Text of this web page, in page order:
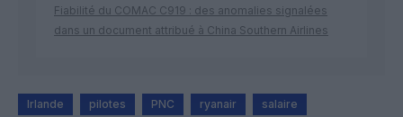
Fiabilité du COMAC C919 : des anomalies signalées
dans un document attribué à China Southern Airlines
Irlande pilotes PNC ryanair salaire